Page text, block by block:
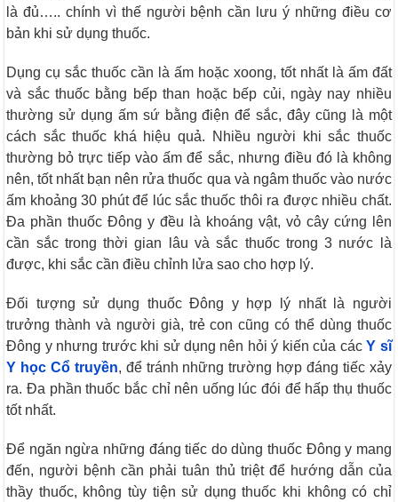
là đủ….. chính vì thế người bệnh cần lưu ý những điều cơ
bản khi sử dụng thuốc.
Dụng cụ sắc thuốc cần là ấm hoặc xoong, tốt nhất là ấm đất
và sắc thuốc bằng bếp than hoặc bếp củi, ngày nay nhiều
thường sử dụng ấm sứ bằng điện để sắc, đây cũng là một
cách sắc thuốc khá hiệu quả. Nhiều người khi sắc thuốc
thường bỏ trực tiếp vào ấm để sắc, nhưng điều đó là không
nên, tốt nhất bạn nên rửa thuốc qua và ngâm thuốc vào nước
ấm khoảng 30 phút để lúc sắc thuốc thôi ra được nhiều chất.
Đa phần thuốc Đông y đều là khoáng vật, vỏ cây cứng lên
cần sắc trong thời gian lâu và sắc thuốc trong 3 nước là
được, khi sắc cần điều chỉnh lửa sao cho hợp lý.
Đối tượng sử dụng thuốc Đông y hợp lý nhất là người
trưởng thành và người già, trẻ con cũng có thể dùng thuốc
Đông y nhưng trước khi sử dụng nên hỏi ý kiến của các Y sĩ
Y học Cổ truyền, để tránh những trường hợp đáng tiếc xảy
ra. Đa phần thuốc bắc chỉ nên uống lúc đói để hấp thụ thuốc
tốt nhất.
Để ngăn ngừa những đáng tiếc do dùng thuốc Đông y mang
đến, người bệnh cần phải tuân thủ triệt để hướng dẫn của
thầy thuốc, không tùy tiện sử dụng thuốc khi không có chỉ